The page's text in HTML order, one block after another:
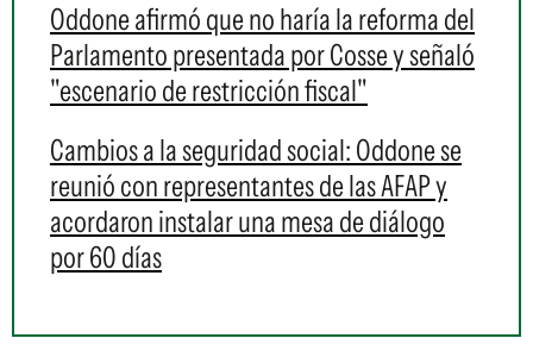
Oddone afirmó que no haría la reforma del
Parlamento presentada por Cosse y señaló
"escenario de restricción fiscal"
Cambios a la seguridad social: Oddone se
reunió con representantes de las AFAP y
acordaron instalar una mesa de diálogo
por 60 días